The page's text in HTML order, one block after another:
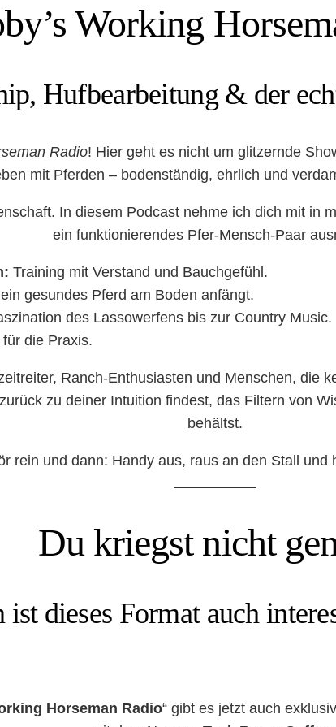
Working
Hufbearbeitung & der
Radio! Hier geht es nicht um glitzernde
mit Pferden – bodenständig, ehrlich und
In diesem Podcast nehme ich dich mit in
ein funktionierendes Pfer-Mensch-Paar
Training mit Verstand und Bauchgefühl.
gesundes Pferd am Boden anfängt.
des Lassowerfens bis zur Country Music.
die Praxis.
Ranch-Enthusiasten und Menschen, die
zu deiner Intuition findest, das Filtern von
behältst.
rein und dann: Handy aus, raus an den Stall und
Du kriegst nicht
ist dieses Format auch
Horseman Radio“ gibt es jetzt auch